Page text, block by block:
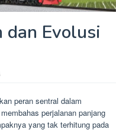
dan Evolusi
peran sentral dalam
perjalanan panjang
yang tak terhitung pada